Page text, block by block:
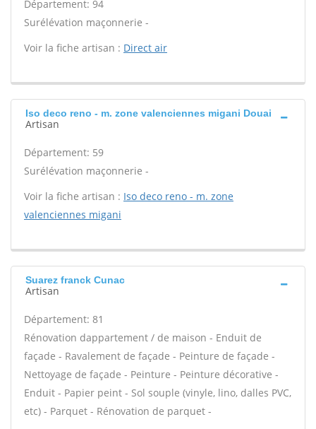
Département: 94
Surélévation maçonnerie -
Voir la fiche artisan : Direct air
Iso deco reno - m. zone valenciennes migani Douai
Artisan
Département: 59
Surélévation maçonnerie -
Voir la fiche artisan : Iso deco reno - m. zone
valenciennes migani
Suarez franck Cunac
Artisan
Département: 81
Rénovation dappartement / de maison - Enduit de
façade - Ravalement de façade - Peinture de façade -
Nettoyage de façade - Peinture - Peinture décorative -
Enduit - Papier peint - Sol souple (vinyle, lino, dalles PVC,
etc) - Parquet - Rénovation de parquet -